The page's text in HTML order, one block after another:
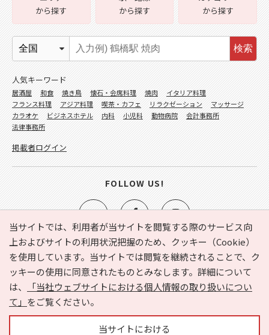
当サイトでは、利用者が当サイトを閲覧する際のサービス向
上およびサイトの利用状況把握のため、クッキー（Cookie）
を使用しています。当サイトでは閲覧を継続されることで、ク
ッキーの使用に同意されたものとみなします。詳細について
は、
「当社ウェブサイトにおける個人情報の取り扱いについ
て」 をご覧ください。
当サイトにおける
e-NAVITA（イーナビタ）とは？ お気に入り
ヘルプ
利用規約
個人情報の取り扱いについて
運営会社
サイトマップ
広告掲載に関するお問い合わせ
から探す
から探す
から探す
検索
人気キーワード
居酒屋 和食 焼き鳥 懐石・会席料理 焼肉
イタリア料理
フランス料理
アジア料理 喫茶・カフェ リラクゼーション
マッサージ
カラオケ
ビジネスホテル 内科 小児科 動物病院
会計事務所
法律事務所
掲載者ログイン
FOLLOW US!